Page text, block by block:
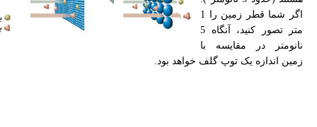
اگر شما قطر زمین را 1
متر تصور کنید، آنگاه 5
نانومتر در مقایسه با
زمین اندازه یک توپ گلف خواهد بود.